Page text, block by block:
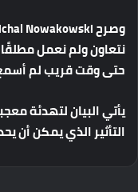
وصرح
نتعاونولمنعملمطلقًا
حتىوقتقريبلم
يأتيالبيانلتهدئة
التأثيرالذييمكنأن